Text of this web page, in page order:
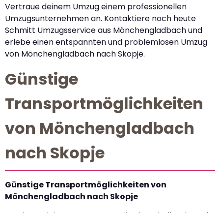
Vertraue deinem Umzug einem professionellen
Umzugsunternehmen an. Kontaktiere noch heute
Schmitt Umzugsservice aus Mönchengladbach und
erlebe einen entspannten und problemlosen Umzug
von Mönchengladbach nach Skopje.
Günstige
Transportmöglichkeiten
von Mönchengladbach
nach Skopje
Günstige Transportmöglichkeiten von
Mönchengladbach nach Skopje